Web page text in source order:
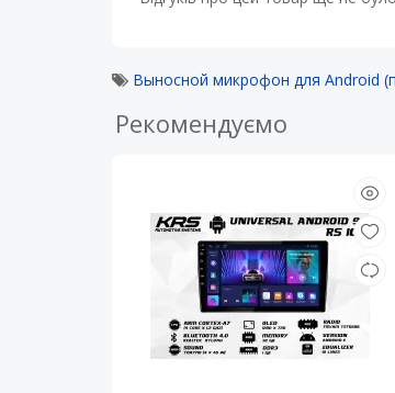
Выносной микрофон для Android
Рекомендуємо